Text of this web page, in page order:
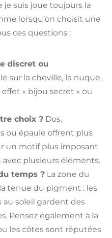
je suis joue toujours la
lorsqu’on choisit une
ces questions :
discret ou
sur la cheville, la nuque,
« bijou secret » ou
choix ? Dos,
ou épaule offrent plus
un motif plus imposant
plusieurs éléments.
temps ? La zone du
tenue du pigment : les
au soleil gardent des
Pensez également à la
les côtes sont réputées